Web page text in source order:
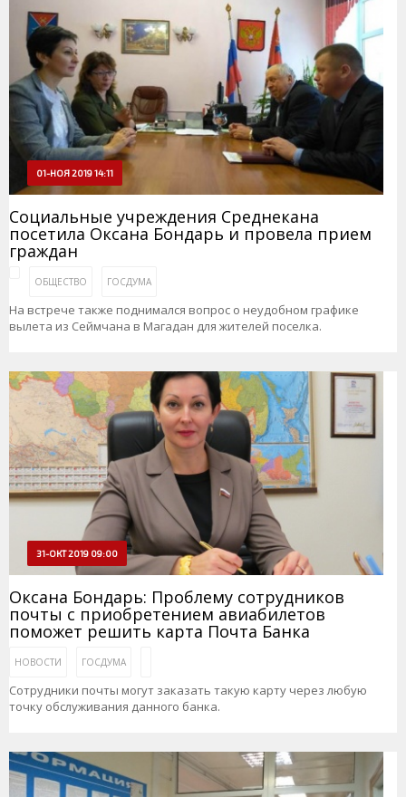
01-НОЯ 2019 14:11
Социальные учреждения Среднекана
посетила Оксана Бондарь и провела прием
граждан
ОБЩЕСТВО ГОСДУМА
На встрече также поднимался вопрос о неудобном графике
вылета из Сеймчана в Магадан для жителей поселка.
31-ОКТ 2019 09:00
Оксана Бондарь: Проблему сотрудников
почты с приобретением авиабилетов
поможет решить карта Почта Банка
НОВОСТИ ГОСДУМА
Сотрудники почты могут заказать такую карту через любую
точку обслуживания данного банка.